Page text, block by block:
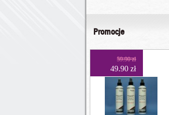
Promocje
59.90 zł
49.90 zł